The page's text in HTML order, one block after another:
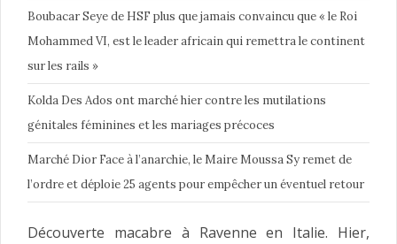
Boubacar Seye de HSF plus que jamais convaincu que « le Roi
Mohammed VI, est le leader africain qui remettra le continent
sur les rails »
Kolda Des Ados ont marché hier contre les mutilations
génitales féminines et les mariages précoces
Marché Dior Face à l’anarchie, le Maire Moussa Sy remet de
l’ordre et déploie 25 agents pour empêcher un éventuel retour
Découverte macabre à Ravenne en Italie. Hier,